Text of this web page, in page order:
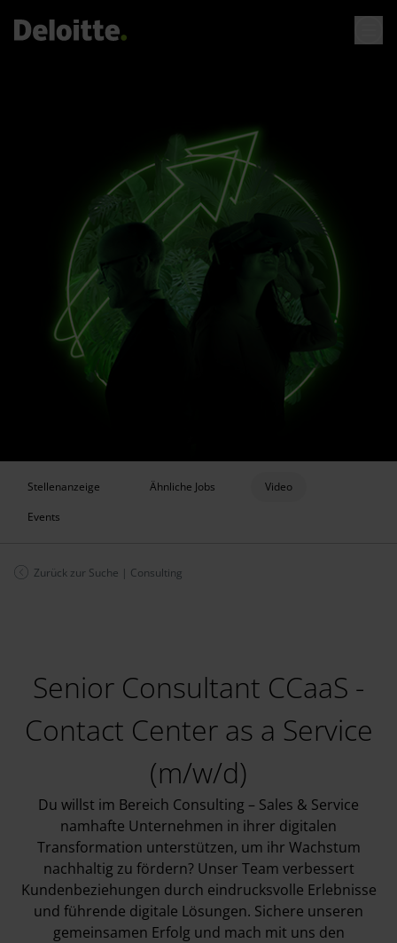
Stellenanzeige Ähnliche Jobs
Video
Events
Zurück zur Suche | Consulting
Senior Consultant CCaaS -
Contact Center as a Service
(m/w/d)
Du willst im Bereich Consulting – Sales & Service
namhafte Unternehmen in ihrer digitalen
Transformation unterstützen, um ihr Wachstum
nachhaltig zu fördern? Unser Team verbessert
Kundenbeziehungen durch eindrucksvolle Erlebnisse
und führende digitale Lösungen. Sichere unseren
gemeinsamen Erfolg und mach mit uns den